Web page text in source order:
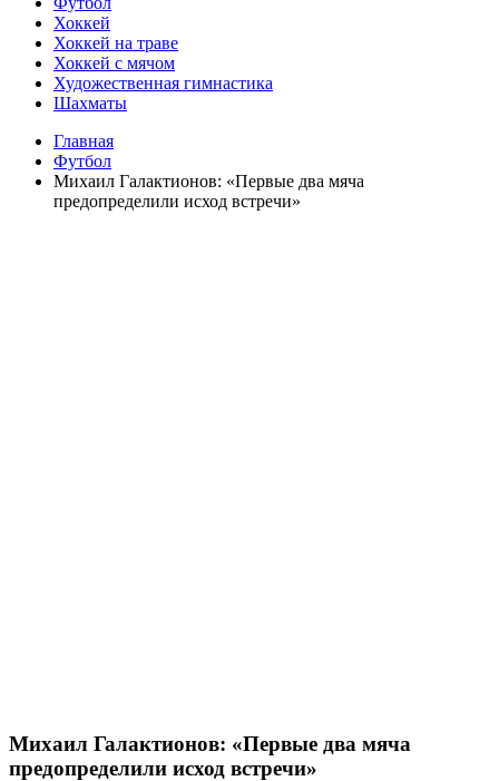
Хоккей
Хоккей на траве
Хоккей с мячом
Художественная гимнастика
Шахматы
Главная
Футбол
Михаил Галактионов: «Первые два мяча
предопределили исход встречи»
Михаил Галактионов: «Первые два мяча
предопределили исход встречи»